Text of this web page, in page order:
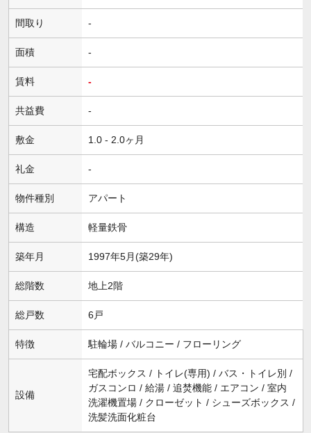
間取り -
面積 -
賃料 -
共益費 -
敷金 1.0 - 2.0ヶ月
礼金 -
物件種別 アパート
構造 軽量鉄骨
築年月 1997年5月(築29年)
総階数 地上2階
総戸数 6戸
特徴 駐輪場 / バルコニー / フローリング
設備
宅配ボックス / トイレ(専用) / バス・トイレ別 /
ガスコンロ / 給湯 / 追焚機能 / エアコン / 室内
洗濯機置場 / クローゼット / シューズボックス /
洗髪洗面化粧台